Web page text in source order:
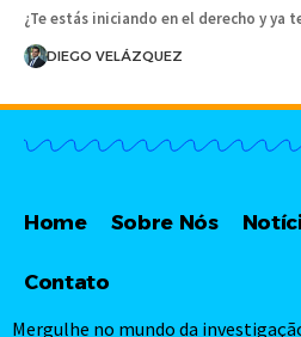
¿Te estás iniciando en el derecho y ya
DIEGO VELÁZQUEZ
Home Sobre Nós
Contato
Mergulhe no mundo da